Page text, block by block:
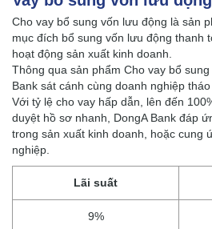
Cho vay bổ sung vốn lưu động là sản
mục đích bổ sung vốn lưu động thanh
hoạt động sản xuất kinh doanh.
Thông qua sản phẩm Cho vay bổ
Bank sát cánh cùng doanh nghiệp
Với tỷ lệ cho vay hấp dẫn, lên đến
duyệt hồ sơ nhanh, DongA Bank đáp
trong sản xuất kinh doanh, hoặc cung
nghiệp.
Lãi suất
9%